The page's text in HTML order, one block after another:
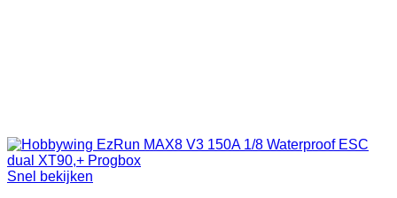
Snel bekijken